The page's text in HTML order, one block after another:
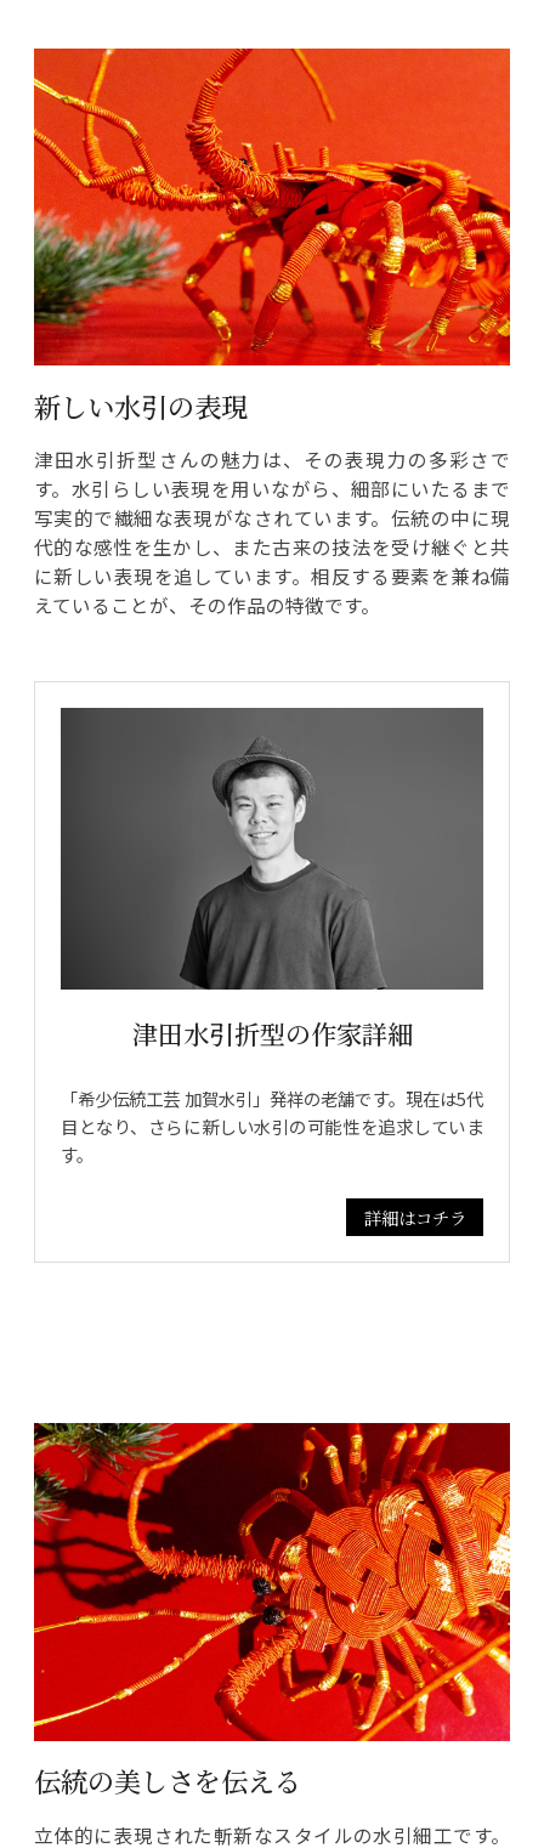
新しい水引の表現
津田水引折型さんの魅力は、その表現力の多彩さで
す。水引らしい表現を用いながら、細部にいたるまで
写実的で繊細な表現がなされています。伝統の中に現
代的な感性を生かし、また古来の技法を受け継ぐと共
に新しい表現を追しています。相反する要素を兼ね備
えていることが、その作品の特徴です。
津田水引折型の作家詳細
「希少伝統工芸 加賀水引」発祥の老舗です。現在は5代
目となり、さらに新しい水引の可能性を追求していま
す。
詳細はコチラ
伝統の美しさを伝える
立体的に表現された斬新なスタイルの水引細工です。